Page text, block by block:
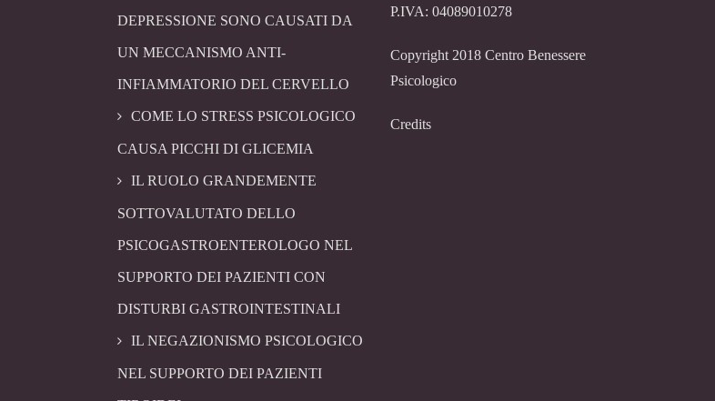
DEPRESSIONE SONO CAUSATI DA
UN MECCANISMO ANTI-
INFIAMMATORIO DEL CERVELLO
COME LO STRESS PSICOLOGICO
CAUSA PICCHI DI GLICEMIA
IL RUOLO GRANDEMENTE
SOTTOVALUTATO DELLO
PSICOGASTROENTEROLOGO NEL
SUPPORTO DEI PAZIENTI CON
DISTURBI GASTROINTESTINALI
IL NEGAZIONISMO PSICOLOGICO
NEL SUPPORTO DEI PAZIENTI
P.IVA: 04089010278
Copyright 2018 Centro Benessere
Psicologico
Credits